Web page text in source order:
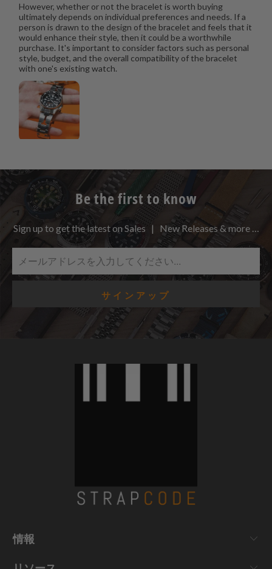
However, whether or not the bracelet is worth buying
ultimately depends on individual preferences and needs. If a
person is drawn to the design of the bracelet and feels that it
would enhance their style, then it could be a worthwhile
purchase. It's important to consider factors such as personal
style, budget, and the overall compatibility of the bracelet
with one's existing watch.
Be the first to know
Sign up to get the latest on Sales | New Releases & more …
情報